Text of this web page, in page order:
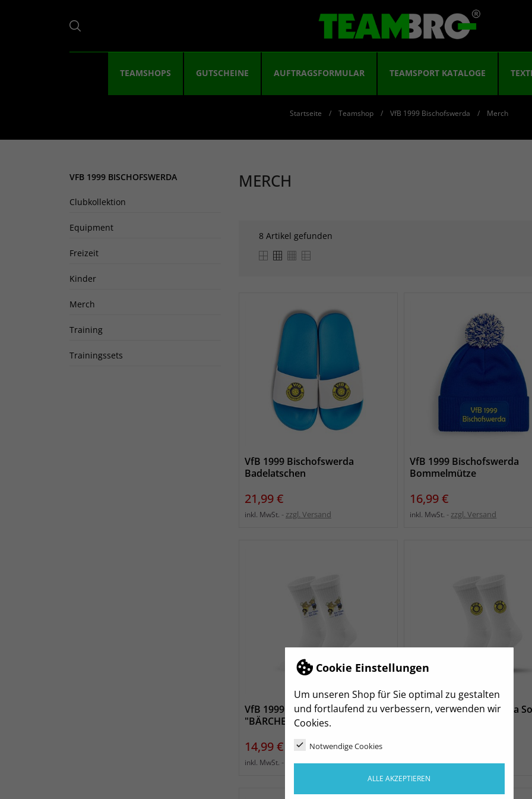
Cookie Einstellungen
Um unseren Shop für Sie optimal zu gestalten
und fortlaufend zu verbessern, verwenden wir
Cookies.
Notwendige Cookies
ALLE AKZEPTIEREN
TEAMSHOPS GUTSCHEINE AUFTRAGSFORMULAR TEAMSPORT KATALOGE
Startseite Teamshop VfB 1999 Bischofswerda Merch
VFB 1999 BISCHOFSWERDA
Clubkollektion
Equipment
Freizeit
Kinder
Merch
Training
Trainingssets
MERCH
8 Artikel gefunden
VfB 1999 Bischofswerda
Badelatschen
Preis
21,99 €
inkl. MwSt. zzgl. Versand
VfB 1999 Bischofswerda
Bommelmütze
Preis
16,99 €
inkl. MwSt. zzgl. Versand
VfB 1999 Bischofswerda Socken
"BÄRCHEN"
Preis
14,99 €
inkl. MwSt. zzgl. Versand
VfB 1999 Bischofswerda
inkl. MwSt. zzgl. Versand